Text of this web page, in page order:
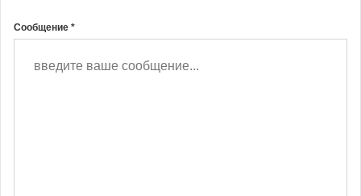
Сообщение *